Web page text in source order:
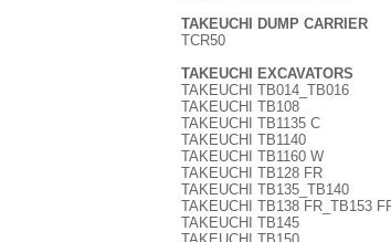
TAKEUCHI DUMP CARRIER
TCR50
TAKEUCHI EXCAVATORS
TAKEUCHI TB014_TB016
TAKEUCHI TB108
TAKEUCHI TB1135 C
TAKEUCHI TB1140
TAKEUCHI TB1160 W
TAKEUCHI TB128 FR
TAKEUCHI TB135_TB140
TAKEUCHI TB138 FR_TB153
TAKEUCHI TB145